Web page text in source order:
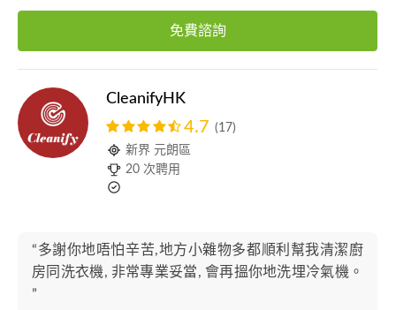
免費諮詢
CleanifyHK
4.7 (17)
新界 元朗區
20 次聘用
“多謝你地唔怕辛苦,地方小雜物多都順利幫我清潔廚
房同洗衣機, 非常專業妥當, 會再搵你地洗埋冷氣機。
”